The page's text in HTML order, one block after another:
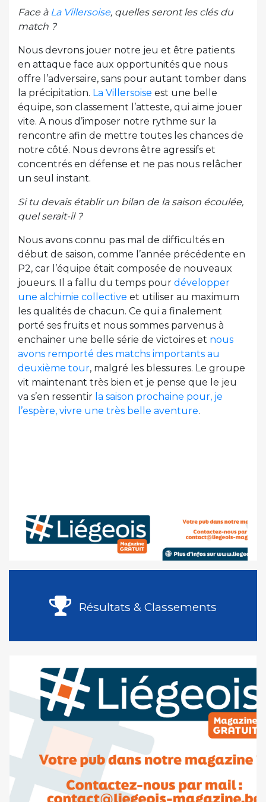
Face à La Villersoise, quelles seront les clés du
match ?
Nous devrons jouer notre jeu et être patients
en attaque face aux opportunités que nous
offre l’adversaire, sans pour autant tomber dans
la précipitation. La Villersoise est une belle
équipe, son classement l’atteste, qui aime jouer
vite. A nous d’imposer notre rythme sur la
rencontre afin de mettre toutes les chances de
notre côté. Nous devrons être agressifs et
concentrés en défense et ne pas nous relâcher
un seul instant.
Si tu devais établir un bilan de la saison écoulée,
quel serait-il ?
Nous avons connu pas mal de difficultés en
début de saison, comme l’année précédente en
P2, car l’équipe était composée de nouveaux
joueurs. Il a fallu du temps pour développer
une alchimie collective et utiliser au maximum
les qualités de chacun. Ce qui a finalement
porté ses fruits et nous sommes parvenus à
enchainer une belle série de victoires et nous
avons remporté des matchs importants au
deuxième tour, malgré les blessures. Le groupe
vit maintenant très bien et je pense que le jeu
va s’en ressentir la saison prochaine pour, je
l’espère, vivre une très belle aventure.
Résultats & Classements